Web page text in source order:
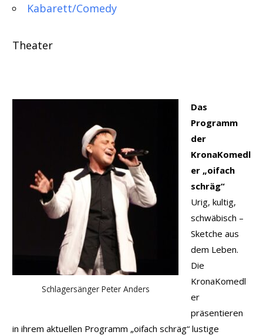
Kabarett/Comedy
Theater
Schlagersänger Peter Anders
Das
Programm
der
KronaKomedl
er „oifach
schräg“
Urig, kultig,
schwäbisch –
Sketche aus
dem Leben.
Die
KronaKomedl
er
präsentieren
in ihrem aktuellen Programm „oifach schräg“ lustige